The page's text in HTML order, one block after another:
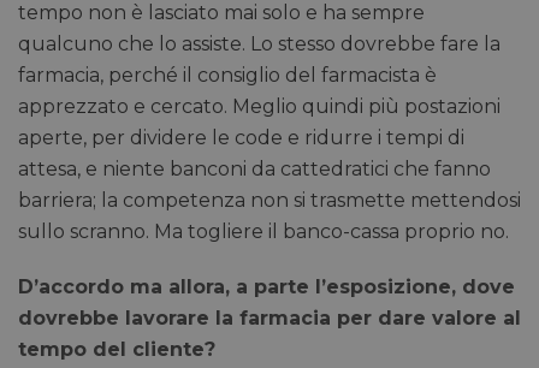
tempo non è lasciato mai solo e ha sempre
qualcuno che lo assiste. Lo stesso dovrebbe fare la
farmacia, perché il consiglio del farmacista è
apprezzato e cercato. Meglio quindi più postazioni
aperte, per dividere le code e ridurre i tempi di
attesa, e niente banconi da cattedratici che fanno
barriera; la competenza non si trasmette mettendosi
sullo scranno. Ma togliere il banco-cassa proprio no.
D’accordo ma allora, a parte l’esposizione, dove
dovrebbe lavorare la farmacia per dare valore al
tempo del cliente?